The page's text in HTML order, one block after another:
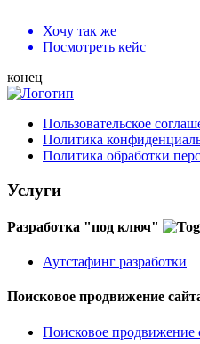
Хочу так же
Посмотреть кейс
конец
Пользовательское
Политика
Политика обработки
Услуги
Разработка "под ключ"
Аутстафинг разработки
Поисковое продвижение
Поисковое продвижение